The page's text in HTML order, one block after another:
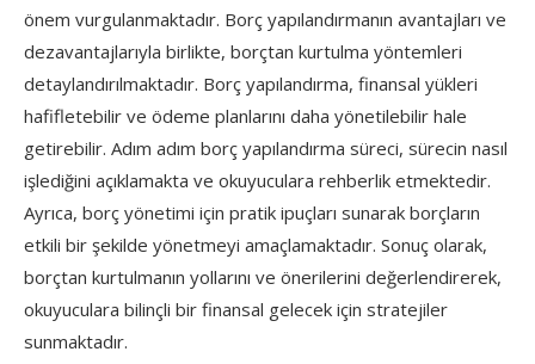
önem vurgulanmaktadır. Borç yapılandırmanın avantajları ve
dezavantajlarıyla birlikte, borçtan kurtulma yöntemleri
detaylandırılmaktadır. Borç yapılandırma, finansal yükleri
hafifletebilir ve ödeme planlarını daha yönetilebilir hale
getirebilir. Adım adım borç yapılandırma süreci, sürecin nasıl
işlediğini açıklamakta ve okuyuculara rehberlik etmektedir.
Ayrıca, borç yönetimi için pratik ipuçları sunarak borçların
etkili bir şekilde yönetmeyi amaçlamaktadır. Sonuç olarak,
borçtan kurtulmanın yollarını ve önerilerini değerlendirerek,
okuyuculara bilinçli bir finansal gelecek için stratejiler
sunmaktadır.